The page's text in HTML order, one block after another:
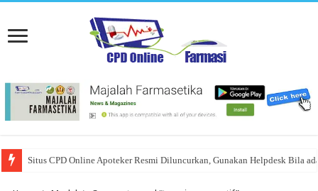
Situs CPD Online Apoteker Resmi Diluncurkan, Gunakan Helpdesk Bila